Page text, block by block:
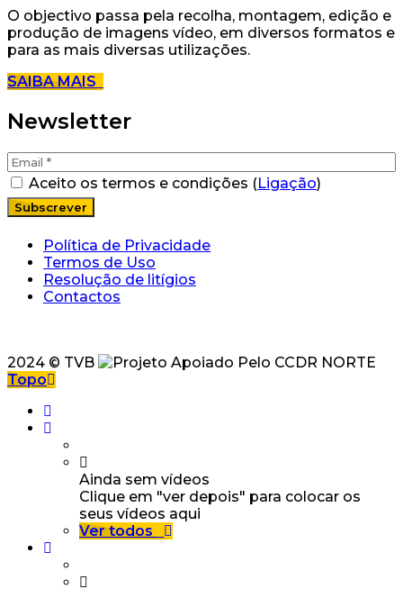
O objectivo passa pela recolha, montagem, edição e
produção de imagens vídeo, em diversos formatos e
para as mais diversas utilizações.
SAIBA MAIS
Newsletter
Aceito os termos e condições (Ligação)
Política de Privacidade
Termos de Uso
Resolução de litígios
Contactos
2024 © TVB
Topo
Ainda sem vídeos
Clique em "ver depois" para colocar os
seus vídeos aqui
Ver todos